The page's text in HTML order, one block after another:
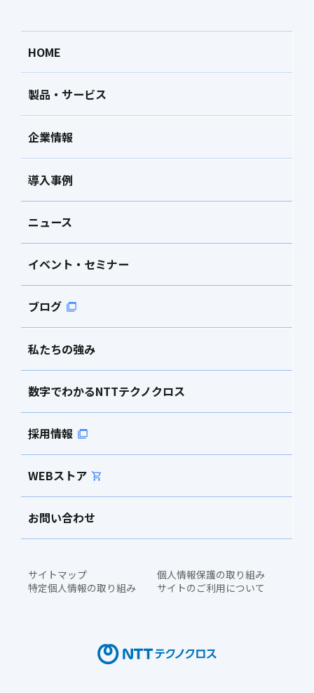
HOME
製品・サービス
企業情報
導入事例
ニュース
イベント・セミナー
ブログ
私たちの強み
数字でわかるNTTテクノクロス
採用情報
WEBストア
お問い合わせ
サイトマップ
個人情報保護の取り組み
特定個人情報の取り組み
サイトのご利用について